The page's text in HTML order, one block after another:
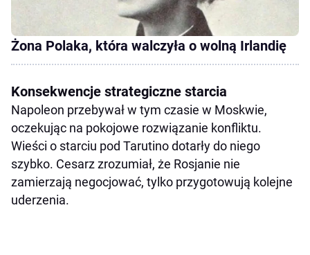
Żona Polaka, która walczyła o wolną Irlandię
Konsekwencje strategiczne starcia
Napoleon przebywał w tym czasie w Moskwie,
oczekując na pokojowe rozwiązanie konfliktu.
Wieści o starciu pod Tarutino dotarły do niego
szybko. Cesarz zrozumiał, że Rosjanie nie
zamierzają negocjować, tylko przygotowują kolejne
uderzenia.